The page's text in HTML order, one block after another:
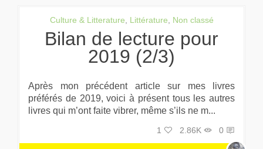
Culture & Litterature Littérature Non classé
Bilan de lecture pour
2019 (2/3)
Après mon précédent article sur mes livres
préférés de 2019, voici à présent tous les autres
livres qui m’ont faite vibrer, même s’ils ne m...
1 2.86K 0